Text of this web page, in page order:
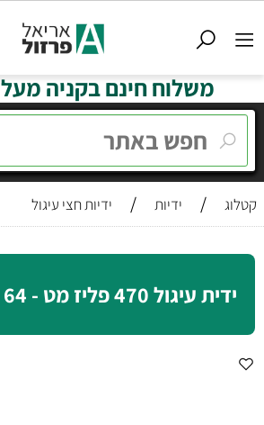
משלוח חינם בקניה מעל 399 ש"ח
קטלוג / ידיות / ידיות חצי עיגול
ידית עיגול 470 פליז מט - 64 מ"מ Giusti